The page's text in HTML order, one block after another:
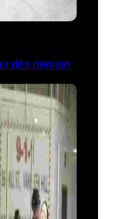
dès demain